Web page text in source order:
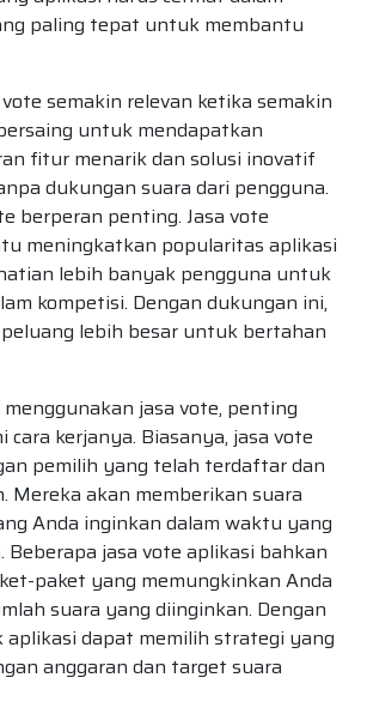
paling tepat untuk membantu
semakin relevan ketika semakin
untuk mendapatkan
fitur menarik dan solusi inovatif
dukungan suara dari pengguna.
berperan penting. Jasa vote
meningkatkan popularitas aplikasi
lebih banyak pengguna untuk
kompetisi. Dengan dukungan ini,
lebih besar untuk bertahan
jasa vote, penting
cara kerjanya. Biasanya, jasa vote
pemilih yang telah terdaftar dan
Mereka akan memberikan suara
Anda inginkan dalam waktu yang
jasa vote aplikasi bahkan
paket yang memungkinkan Anda
suara yang diinginkan. Dengan
aplikasi dapat memilih strategi yang
anggaran dan target suara